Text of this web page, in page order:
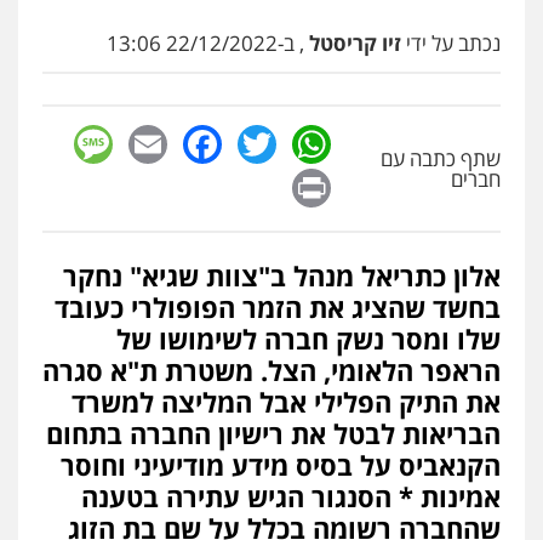
פלילי פשיעה חמורה מעצרים וחקירות
קטינים
עו"ד שלי גורביץ – לוי
משפט פלילי
וחקירות צבאי
משרד עורכי דין חן ברוך
פלילי דיני תעבורה מעצרים וחקירות
0505078733
משרד עורכי דין טאי שרקי
פלילי אסירים תעבורה מרב"ד
0547556464
נכתב על ידי זיו קריסטל , ב-22/12/2022 13:06
שתף כתבה עם
חברים
WhatsApp
Twitter
Facebook
Email
אלון כתריאל מנהל ב"צוות שגיא" נחקר
בחשד שהציג את הזמר הפופולרי כעובד
שלו ומסר נשק חברה לשימושו של
הראפר הלאומי, הצל. משטרת ת"א סגרה
את התיק הפלילי אבל המליצה למשרד
הבריאות לבטל את רישיון החברה בתחום
הקנאביס על בסיס מידע מודיעיני וחוסר
אמינות * הסנגור הגיש עתירה בטענה
שהחברה רשומה בכלל על שם בת הזוג